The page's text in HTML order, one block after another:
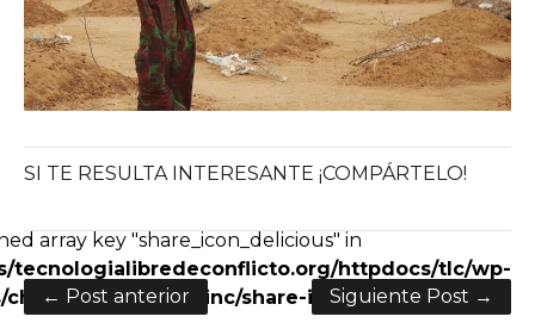
SI TE RESULTA INTERESANTE ¡COMPÁRTELO!
array key "share_icon_delicious" in
tecnologialibredeconflicto.org/httpdocs/tlc/wp-
framework/inc/share-icons.phpon line28
← Post anterior Siguiente Post →